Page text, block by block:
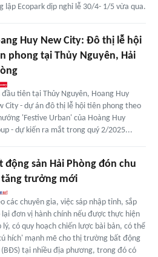
lập Ecopark dịp nghỉ lễ 30/4- 1/5 vừa qua.
Huy New City: Đô thị lễ hội
phong tại Thủy Nguyên, Hải
đầu tiên tại Thủy Nguyên, Hoang Huy
City - dự án đô thị lễ hội tiên phong theo
'Festive Urban' của Hoàng Huy
- dự kiến ra mắt trong quý 2/2025...
động sản Hải Phòng đón chu
tăng trưởng mới
các chuyên gia, việc sáp nhập tỉnh, sắp
lại đơn vị hành chính nếu được thực hiện
lý, có quy hoạch chiến lược bài bản, có thể
hích' mạnh mẽ cho thị trường bất động
(BĐS) tại nhiều địa phương, trong đó có